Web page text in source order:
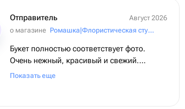
Отправитель
Август 2026
о магазине
Ромашка|Флористическая студия
Букет полностью соответствует фото.
Очень нежный, красивый и свежий.
Получатель в восторге!
Показать еще